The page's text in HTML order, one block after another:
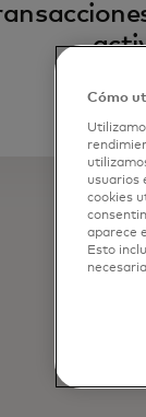
Cómo
usuarios
cookies
aparece
Esto